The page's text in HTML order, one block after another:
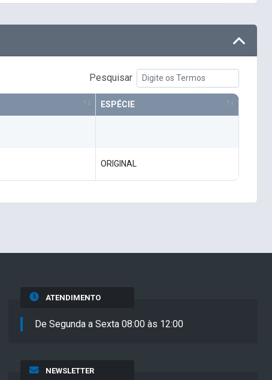
Pesquisar
ESPÉCIE
ORIGINAL
ATENDIMENTO
De Segunda a Sexta 08:00 às 12:00
NEWSLETTER